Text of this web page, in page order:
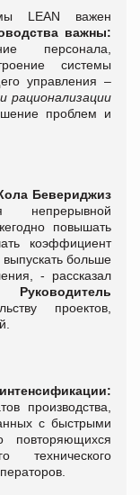
LEAN важен
важны:
персонала,
системы
управления –
рационализации
проблем и
Бевериджиз
непрерывной
повышать
коэффициент
выпускать больше
- рассказал
проектов,
производства,
с быстрыми
повторяющихся
технического